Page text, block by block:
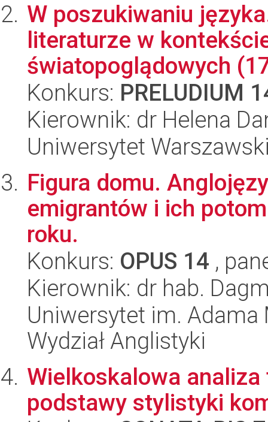
W poszukiwaniu
literaturze w
światopoglądowych
Konkurs: PRELUDIUM
Kierownik: dr Helena
Uniwersytet
Figura domu.
emigrantów i ich
roku.
Konkurs: OPUS 14 ,
Kierownik: dr hab.
Uniwersytet im.
Wydział Anglistyki
Wielkoskalowa
podstawy stylistyki